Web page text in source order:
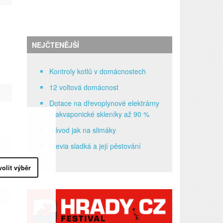
NEJČTENĚJŠÍ
Kontroly kotlů v domácnostech
12 voltová domácnost
Dotace na dřevoplynové elektrárny
a akvaponické skleníky až 90 %
Návod jak na slimáky
Stevia sladká a její pěstování
výběr